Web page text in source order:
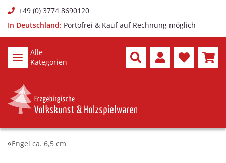
+49 (0) 3774 8690120
In Deutschland: Portofrei & Kauf auf Rechnung möglich
Alle
Kategorien
Engel ca. 6,5 cm